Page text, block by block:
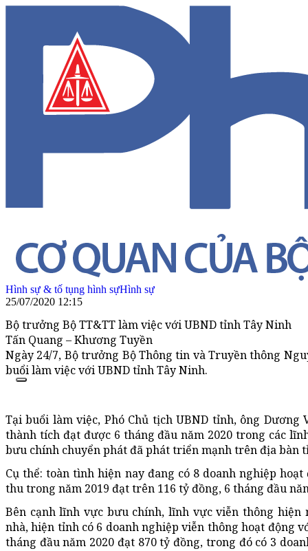
Hình sự & tố tụng hình sựHình sự
25/07/2020 12:15
Bộ trưởng Bộ TT&TT làm việc với UBND tỉnh Tây Ninh
Tấn Quang – Khương Tuyền
Ngày 24/7, Bộ trưởng Bộ Thông tin và Truyền thông
buổi làm việc với UBND tỉnh Tây Ninh.
Tại buổi làm việc, Phó Chủ tịch UBND tỉnh, ông Dương
thành tích đạt được 6 tháng đầu năm 2020 trong các
bưu chính chuyển phát đã phát triển mạnh trên địa bàn
Cụ thể: toàn tình hiện nay đang có 8 doanh nghiệp
thu trong năm 2019 đạt trên 116 tỷ đồng, 6 tháng đầu
Bên cạnh lĩnh vực bưu chính, lĩnh vực viễn thông
nhà, hiện tỉnh có 6 doanh nghiệp viễn thông hoạt động
tháng đầu năm 2020 đạt 870 tỷ đồng, trong đó có 3